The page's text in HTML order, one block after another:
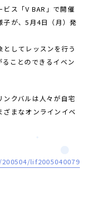
ス「V BAR」で開催
子が、5月4日（月）発
してレッスンを行う
ことのできるイベン
クバルは人々が自宅
まなオンラインイベ
lif2005040079